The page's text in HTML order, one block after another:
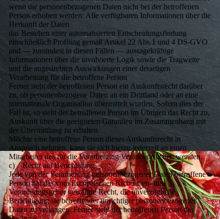
wenn die personenbezogenen Daten nicht bei der betroffenen
Person erhoben werden: Alle verfügbaren Informationen über die
Herkunft der Daten
das Bestehen einer automatisierten Entscheidungsfindung
einschließlich Profiling gemäß Artikel 22 Abs.1 und 4 DS-GVO
und — zumindest in diesen Fällen — aussagekräftige
Informationen über die involvierte Logik sowie die Tragweite
und die angestrebten Auswirkungen einer derartigen
Verarbeitung für die betroffene Person
Ferner steht der betroffenen Person ein Auskunftsrecht darüber
zu, ob personenbezogene Daten an ein Drittland oder an eine
internationale Organisation übermittelt wurden. Sofern dies der
Fall ist, so steht der betroffenen Person im Übrigen das Recht zu,
Auskunft über die geeigneten Garantien im Zusammenhang mit
der Übermittlung zu erhalten.
Möchte eine betroffene Person dieses Auskunftsrecht in
Anspruch nehmen, kann sie sich hierzu jederzeit an einen
Mitarbeiter des für die Verarbeitung Verantwortlichen wenden.
c) Recht auf Berichtigung
Jede von der Verarbeitung personenbezogener Daten betroffene
Person hat das vom Europäischen Richtlinien- und
Verordnungsgeber gewährte Recht, die unverzügliche
Berichtigung sie betreffender unrichtiger personenbezogener
Daten zu verlangen. Ferner steht der betroffenen Person das